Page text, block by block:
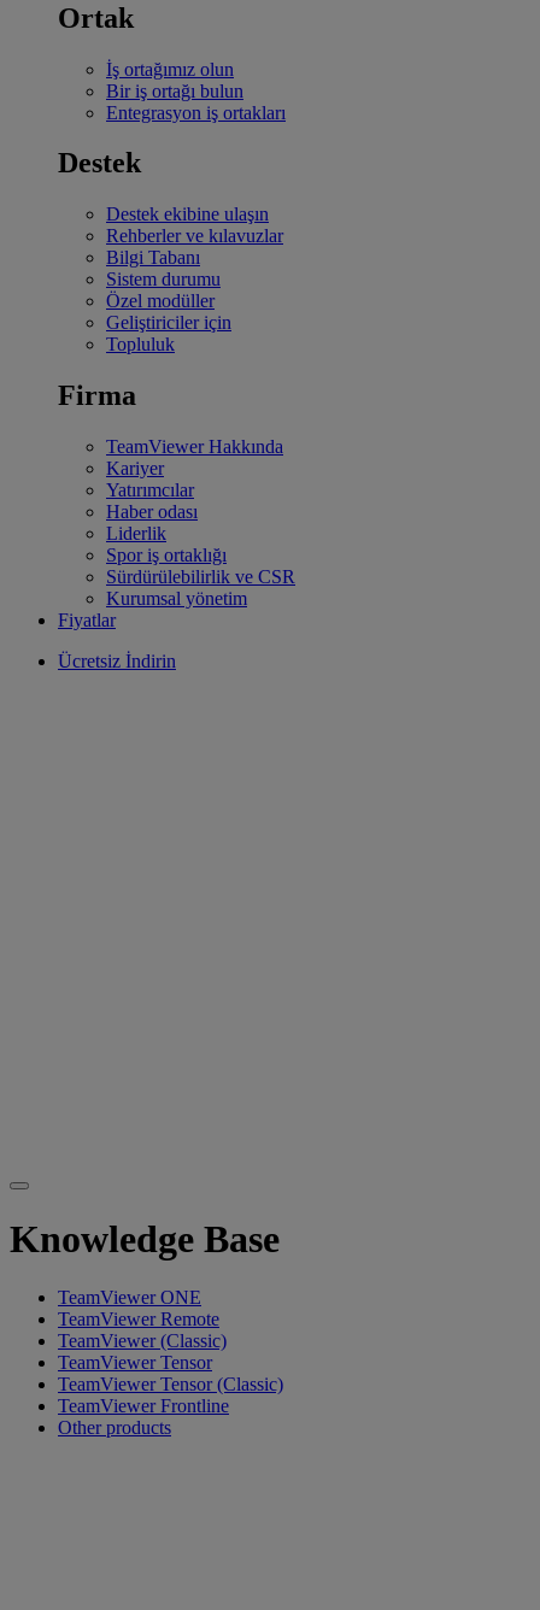
Ortak
İş ortağımız olun
Bir iş ortağı bulun
Entegrasyon iş ortakları
Destek
Destek ekibine ulaşın
Rehberler ve kılavuzlar
Bilgi Tabanı
Sistem durumu
Özel modüller
Geliştiriciler için
Topluluk
Firma
TeamViewer Hakkında
Kariyer
Yatırımcılar
Haber odası
Liderlik
Spor iş ortaklığı
Sürdürülebilirlik ve CSR
Kurumsal yönetim
Fiyatlar
Ücretsiz İndirin
Knowledge Base
TeamViewer ONE
TeamViewer Remote
TeamViewer (Classic)
TeamViewer Tensor
TeamViewer Tensor (Classic)
TeamViewer Frontline
Other products